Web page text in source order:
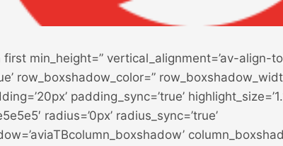
min_height=” vertical_alignment=’av-align-
row_boxshadow_color=”
padding_sync=’true’
radius=’0px’ radius_sync=’true’